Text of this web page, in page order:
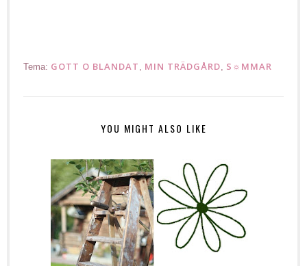
Tema: GOTT O BLANDAT MIN TRÄDGÅRD S☼MMAR
YOU MIGHT ALSO LIKE